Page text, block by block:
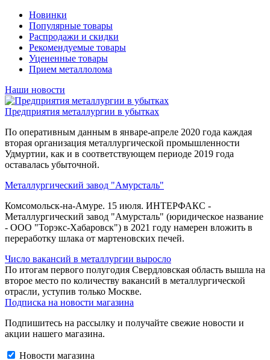
Новинки
Популярные товары
Распродажи и скидки
Рекомендуемые товары
Уцененные товары
Прием металлолома
Наши новости
Предприятия металлургии в убытках
По оперативным данным в январе-апреле 2020 года каждая
вторая организация металлургической промышленности
Удмуртии, как и в соответствующем периоде 2019 года
оставалась убыточной.
Металлургический завод "Амурсталь"
Комсомольск-на-Амуре. 15 июля. ИНТЕРФАКС -
Металлургический завод "Амурсталь" (юридическое название
- ООО "Торэкс-Хабаровск") в 2021 году намерен вложить в
переработку шлака от мартеновских печей.
Число вакансий в металлургии выросло
По итогам первого полугодия Свердловская область вышла на
второе место по количеству вакансий в металлургической
отрасли, уступив только Москве.
Подписка на новости магазина
Подпишитесь на рассылку и получайте свежие новости и
акции нашего магазина.
Новости магазина